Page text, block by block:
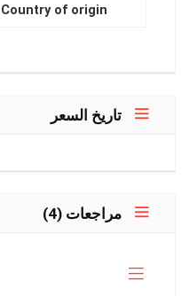
Country of origin
تاريخ السعر
مراجعات (4)